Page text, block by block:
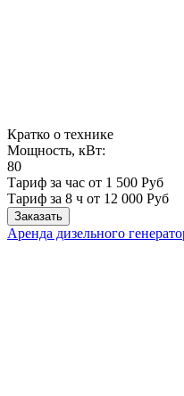
Кратко о технике
Мощность, кВт:
80
Тариф за час от 1 500 Руб
Тариф за 8 ч от 12 000 Руб
Заказать
Аренда дизельного